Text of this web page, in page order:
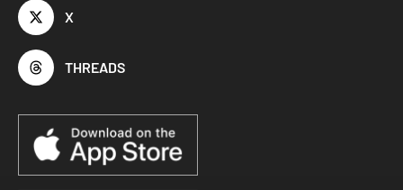
X
THREADS